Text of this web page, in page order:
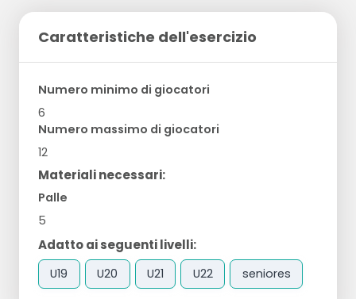
Caratteristiche dell'esercizio
Numero minimo di giocatori
6
Numero massimo di giocatori
12
Materiali necessari:
Palle
5
Adatto ai seguenti livelli:
U19 U20 U21 U22 seniores